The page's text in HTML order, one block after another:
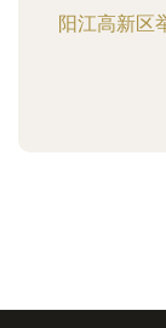
阳江高新区